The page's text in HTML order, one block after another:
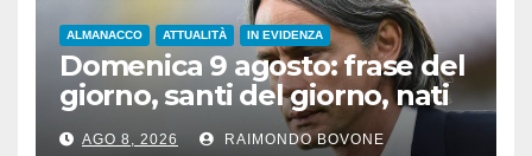
ALMANACCO ATTUALITÀ IN EVIDENZA
Domenica 9 agosto: frase del
giorno, santi del giorno, nati
famosi, accadde oggi
AGO 8, 2026 RAIMONDO BOVONE